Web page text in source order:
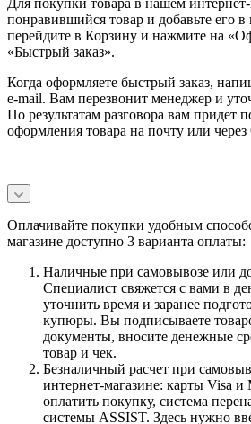
Для покупки товара в нашем
понравившийся товар и добавьте его в
перейдите в Корзину и нажмите на
«Быстрый заказ».
Когда оформляете быстрый заказ,
e-mail. Вам перезвонит менеджер и
По результатам разговора вам придет
оформления товара на почту или
Оплачивайте покупки удобным
магазине доступно 3 варианта оплаты:
Наличные при самовывозе или
Специалист свяжется с вами в
уточнить время и заранее
купюры. Вы подписываете
документы, вносите денежные
товар и чек.
Безналичный расчет при
интернет-магазине: карты Visa и
оплатить покупку, система
системы ASSIST. Здесь нужно